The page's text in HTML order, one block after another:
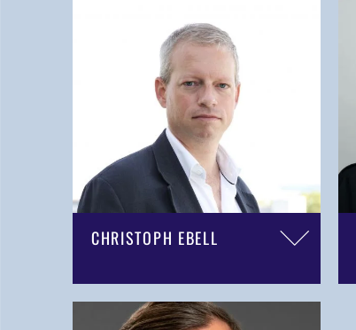
CHRISTOPH EBELL